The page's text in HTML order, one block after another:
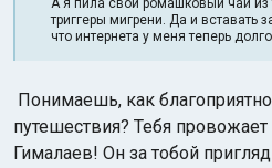
А я пила свой ромашковый чай из
триггеры мигрени. Да и вставать
что интернета у меня теперь
Понимаешь, как
путешествия? Тебя провожает
Гималаев! Он за тобой